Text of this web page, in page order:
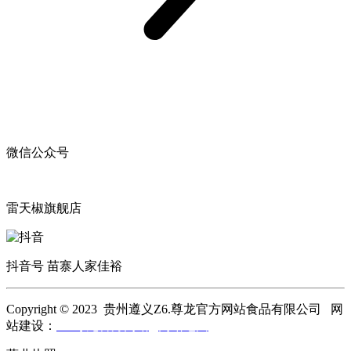
微信公众号
雷天椒旗舰店
抖音号 苗寨人家佳裕
Copyright © 2023 贵州遵义Z6.尊龙官方网站食品有限公司 网
站建设：